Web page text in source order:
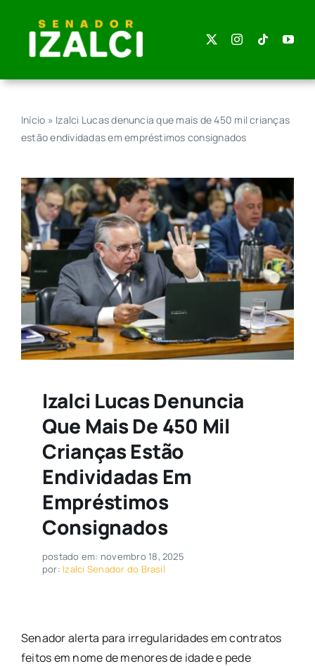
content
Início » Izalci Lucas denuncia que mais de 450 mil crianças
estão endividadas em empréstimos consignados
Izalci Lucas Denuncia
Que Mais De 450 Mil
Crianças Estão
Endividadas Em
Empréstimos
Consignados
postado em: novembro 18, 2025
por: Izalci Senador do Brasil
Senador alerta para irregularidades em contratos
feitos em nome de menores de idade e pede